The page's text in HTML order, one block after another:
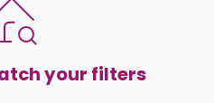
your filters.